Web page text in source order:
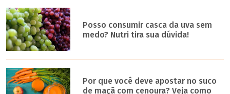
Posso consumir casca da uva sem
medo? Nutri tira sua dúvida!
Por que você deve apostar no suco
de maçã com cenoura? Veja como